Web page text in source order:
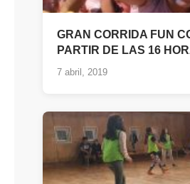
GRAN CORRIDA FUN
PARTIR DE LAS 16
7 abril, 2019